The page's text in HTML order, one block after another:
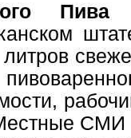
Пива
СМИ